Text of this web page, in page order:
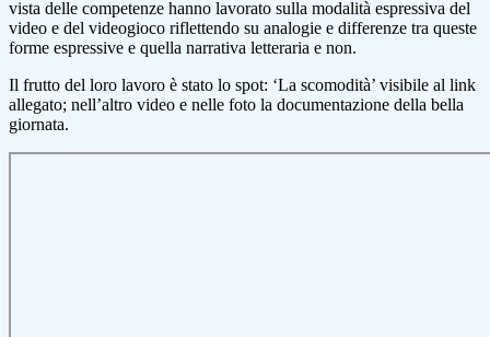
vista delle competenze hanno lavorato sulla modalità espressiva del
video e del videogioco riflettendo su analogie e differenze tra queste
forme espressive e quella narrativa letteraria e non.
Il frutto del loro lavoro è stato lo spot: ‘La scomodità’ visibile al link
allegato; nell’altro video e nelle foto la documentazione della bella
giornata.